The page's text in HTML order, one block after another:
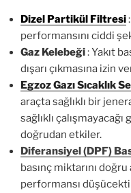
Dizel Partikül Filtresi
performansını ciddi
Gaz Kelebeği: Yakıt
dışarı çıkmasına izin
Egzoz Gazı Sıcaklık
araçta sağlıklı bir
sağlıklı
doğrudan etkiler.
Diferansiyel (DPF)
basınç miktarını doğru
performansı